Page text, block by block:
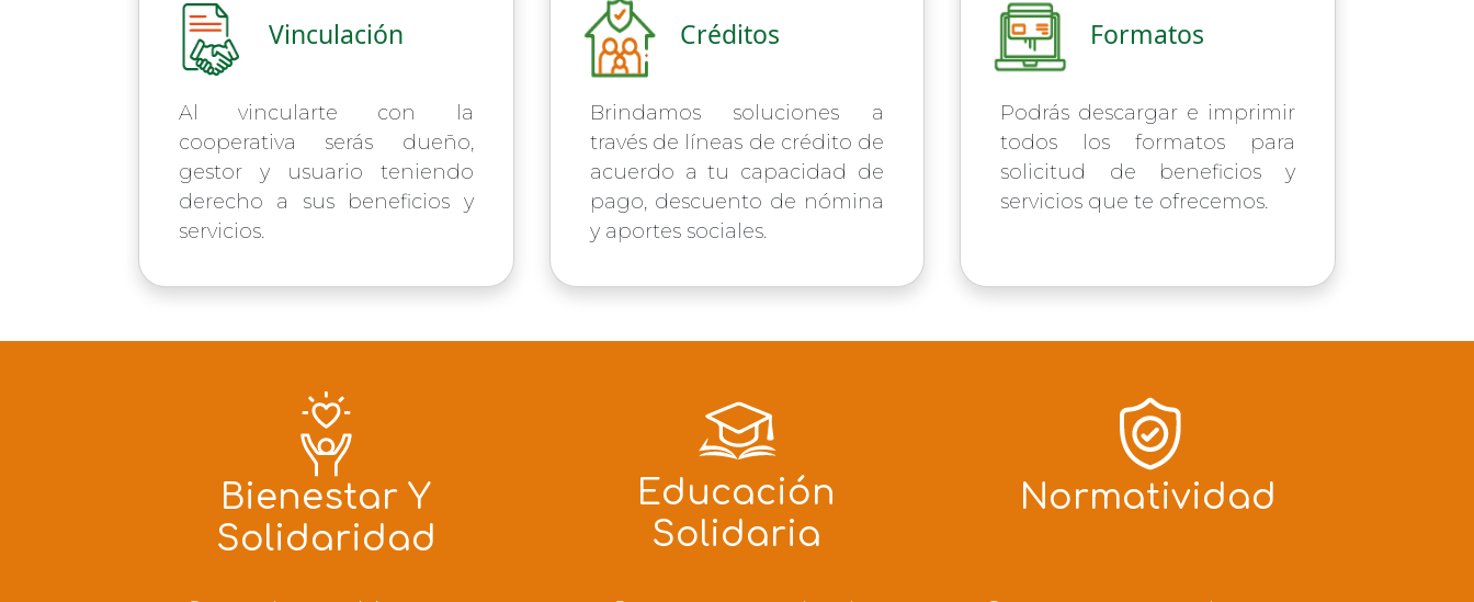
Vinculación
Al vincularte con la
cooperativa serás dueño,
gestor y usuario teniendo
derecho a sus beneficios y
servicios.
Créditos
Brindamos soluciones a
través de líneas de crédito de
acuerdo a tu capacidad de
pago, descuento de nómina
y aportes sociales.
Formatos
Podrás descargar e imprimir
todos los formatos para
solicitud de beneficios y
servicios que te ofrecemos.
Bienestar Y
Solidaridad
Educación
Solidaria
Normatividad